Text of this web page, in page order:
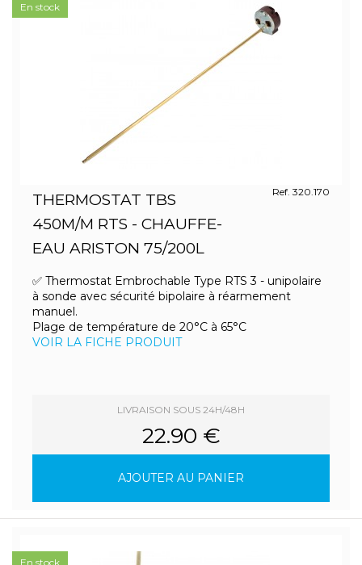
THERMOSTAT TBS
450M/M RTS - CHAUFFE-
EAU ARISTON 75/200L
Ref. 320.170
✅ Thermostat Embrochable Type RTS 3 - unipolaire
à sonde avec sécurité bipolaire à réarmement
manuel.
Plage de température de 20°C à 65°C
VOIR LA FICHE PRODUIT
LIVRAISON SOUS 24H/48H
22.90 €
AJOUTER AU PANIER
En stock
En stock